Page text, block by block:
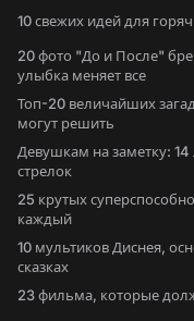
10 свежих идей для
20 фото "До и После"
улыбка меняет все
Топ-20 величайших
могут решить
Девушкам на заметку:
стрелок
25 крутых
каждый
10 мультиков Диснея,
сказках
23 фильма, которые